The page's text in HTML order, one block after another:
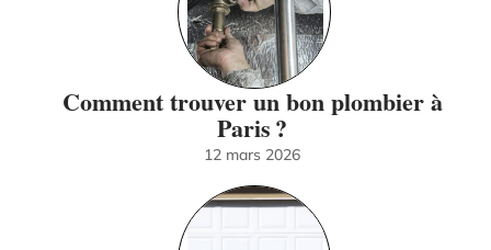
Comment trouver un bon plombier à
Paris ?
12 mars 2026